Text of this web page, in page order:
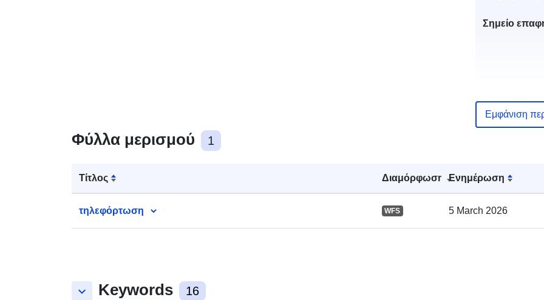
Φύλλα μερισμού 1
Τίτλος Διαμόρφωση Ενημέρωση
τηλεφόρτωση WFS 5 March 2026
keyboard_arrow_down Keywords 16
Σημείο
καταλόγου:
Εμφάνιση